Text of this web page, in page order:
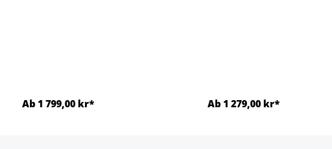
Ab 1 799,00 kr* Ab 1 279,00 kr*